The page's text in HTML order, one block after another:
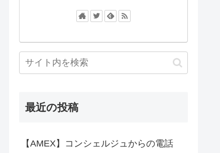
最近の投稿
【AMEX】コンシェルジュからの電話